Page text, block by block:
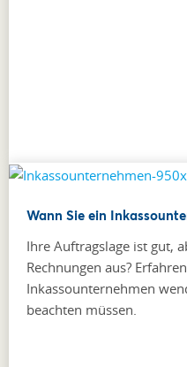
Wann Sie ein
Ihre Auftragslage ist gut,
Rechnungen aus?
Inkassounternehmen
beachten müssen.